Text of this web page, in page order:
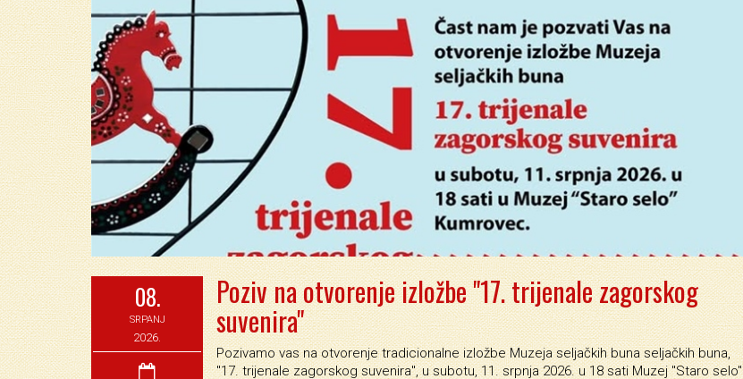
08.
SRPANJ
2026.
Poziv na otvorenje izložbe "17. trijenale zagorskog
suvenira"
Pozivamo vas na otvorenje tradicionalne izložbe Muzeja seljačkih buna seljačkih buna,
''17. trijenale zagorskog suvenira'', u subotu, 11. srpnja 2026. u 18 sati Muzej ''Staro selo''